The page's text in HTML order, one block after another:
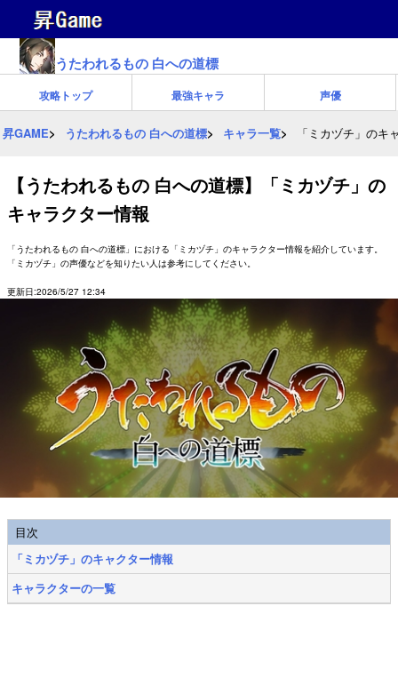
うたわれるもの 白への道標
攻略トップ 最強キャラ 声優
昇GAME うたわれるもの 白への道標 キャラ一覧 「ミカヅチ」のキ
【うたわれるもの 白への道標】「ミカヅチ」の
キャラクター情報
「うたわれるもの 白への道標」における「ミカヅチ」のキャラクター情報を紹介しています。
「ミカヅチ」の声優などを知りたい人は参考にしてください。
更新日:2026/5/27 12:34
目次
「ミカヅチ」のキャクター情報
キャラクターの一覧